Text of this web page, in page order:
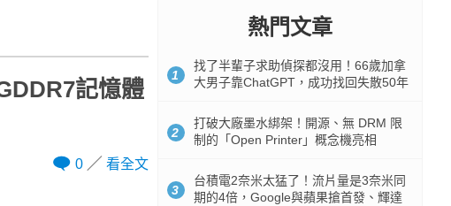
記憶體
0 看全文
熱門文章
1
找了半輩子求助偵探都沒用！66歲加拿
大男子靠ChatGPT，成功找回失散50年
2
打破大廠墨水綁架！開源、無 DRM 限
制的「Open Printer」概念機亮相
3
台積電2奈米太猛了！流片量是3奈米同
期的4倍，Google與蘋果搶首發、輝達